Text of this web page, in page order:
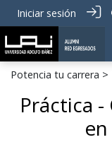
Iniciar sesión
Potencia tu carrera >
Práctica
en